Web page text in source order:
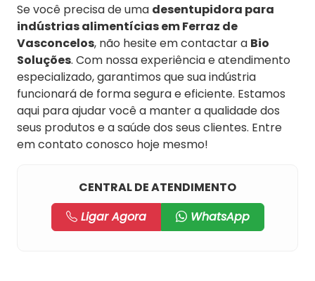
Se você precisa de uma desentupidora para
indústrias alimentícias em Ferraz de
Vasconcelos, não hesite em contactar a Bio
Soluções. Com nossa experiência e atendimento
especializado, garantimos que sua indústria
funcionará de forma segura e eficiente. Estamos
aqui para ajudar você a manter a qualidade dos
seus produtos e a saúde dos seus clientes. Entre
em contato conosco hoje mesmo!
CENTRAL DE ATENDIMENTO
Ligar Agora
WhatsApp